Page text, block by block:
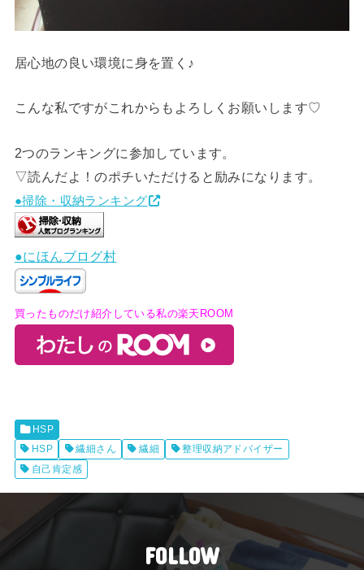
居心地の良い環境に身を置く♪
こんな私ですがこれからもよろしくお願いします♡
2つのランキングに参加しています。
▽読んだよ！のポチいただけると励みになります。
●掃除・収納ランキング
●にほんブログ村
買ったものだけ紹介している私の楽天ROOM
HSP
HSP
繊細さん 繊細
整理収納アドバイザー
自己肯定感
FOLLOW